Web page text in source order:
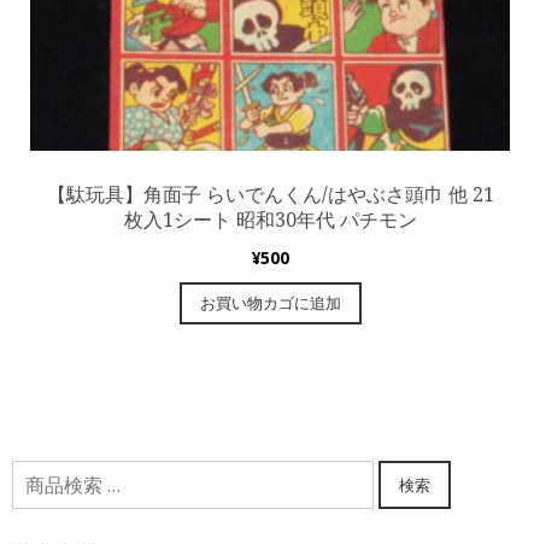
【駄玩具】角面子 らいでんくん/はやぶさ頭巾 他 21
枚入1シート 昭和30年代 パチモン
¥500
お買い物カゴに追加
検
索
検索